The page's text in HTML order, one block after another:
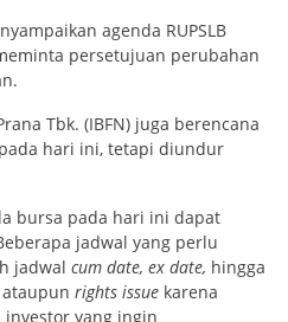
agenda RUPSLB
persetujuan perubahan
Tbk. (IBFN) juga berencana
pada hari ini, tetapi diundur
bursa pada hari ini dapat
jadwal yang perlu
jadwal cum date, ex date, hingga
rights issue karena
yang ingin